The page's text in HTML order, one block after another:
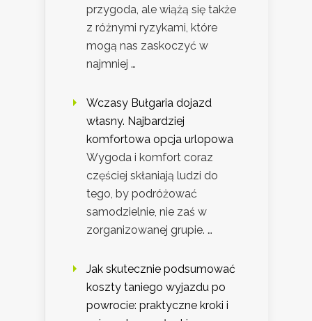
przygoda, ale wiążą się także
z różnymi ryzykami, które
mogą nas zaskoczyć w
najmniej …
Wczasy Bułgaria dojazd
własny. Najbardziej
komfortowa opcja urlopowa
Wygoda i komfort coraz
częściej skłaniają ludzi do
tego, by podróżować
samodzielnie, nie zaś w
zorganizowanej grupie. …
Jak skutecznie podsumować
koszty taniego wyjazdu po
powrocie: praktyczne kroki i